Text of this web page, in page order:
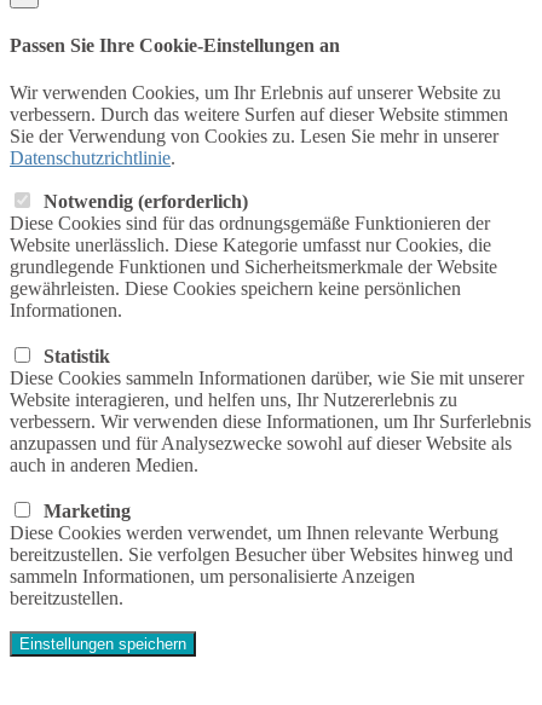
Passen Sie Ihre Cookie-Einstellungen an
Wir verwenden Cookies, um Ihr Erlebnis auf unserer Website zu
verbessern. Durch das weitere Surfen auf dieser Website stimmen
Sie der Verwendung von Cookies zu. Lesen Sie mehr in unserer
Datenschutzrichtlinie.
Notwendig (erforderlich)
Diese Cookies sind für das ordnungsgemäße Funktionieren der
Website unerlässlich. Diese Kategorie umfasst nur Cookies, die
grundlegende Funktionen und Sicherheitsmerkmale der Website
gewährleisten. Diese Cookies speichern keine persönlichen
Informationen.
Statistik
Diese Cookies sammeln Informationen darüber, wie Sie mit unserer
Website interagieren, und helfen uns, Ihr Nutzererlebnis zu
verbessern. Wir verwenden diese Informationen, um Ihr Surferlebnis
anzupassen und für Analysezwecke sowohl auf dieser Website als
auch in anderen Medien.
Marketing
Diese Cookies werden verwendet, um Ihnen relevante Werbung
bereitzustellen. Sie verfolgen Besucher über Websites hinweg und
sammeln Informationen, um personalisierte Anzeigen
bereitzustellen.
Einstellungen speichern